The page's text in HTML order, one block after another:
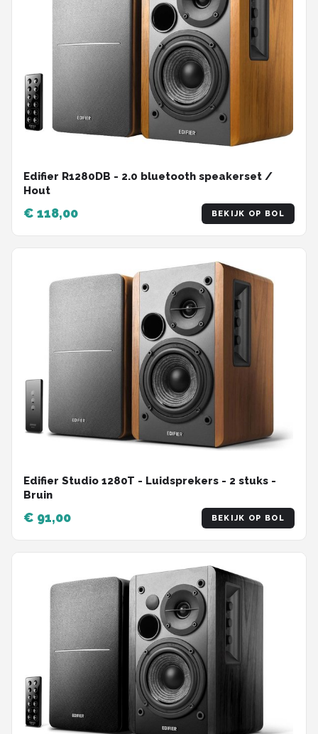
Edifier R1280DB - 2.0 bluetooth speakerset /
Hout
€ 118,00 BEKIJK OP BOL
Edifier Studio 1280T - Luidsprekers - 2 stuks -
Bruin
€ 91,00 BEKIJK OP BOL